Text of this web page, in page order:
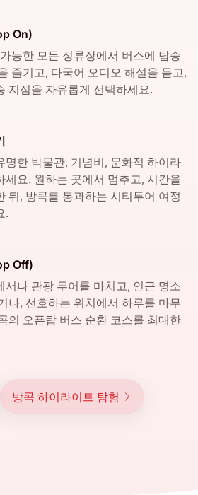
On)
능한 모든 정류장에서 버스에 탑승
즐기고, 다국어 오디오 해설을 듣고,
지점을 자유롭게 선택하세요.
명한 박물관, 기념비, 문화적 하이라
세요. 원하는 곳에서 멈추고, 시간을
뒤, 방콕를 통과하는 시티투어 여정
.
Off)
서나 관광 투어를 마치고, 인근 명소
나, 선호하는 위치에서 하루를 마무
의 오픈탑 버스 순환 코스를 최대한
방콕 하이라이트 탐험